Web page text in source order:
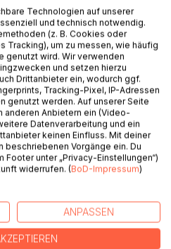
Unfreundlichkeit und
Ich weiß es nicht
sind all diese
erfunden! Nie könnte es so
ist wahrlich nur ein Produkt
wäre es deswegen interessant,
nicht ist?
Technologien auf unserer
und technisch notwendig.
(z. B. Cookies oder
Tracking), um zu messen, wie häufig
genutzt wird. Wir verwenden
und setzen hierzu
Drittanbieter ein, wodurch ggf.
Tracking-Pixel, IP-Adressen
genutzt werden. Auf unserer Seite
anderen Anbietern ein (Video-
Datenverarbeitung und ein
keinen Einfluss. Mit deiner
beschriebenen Vorgänge ein. Du
Footer unter „Privacy-Einstellungen“)
widerrufen. (BoD-Impressum)
ANPASSEN